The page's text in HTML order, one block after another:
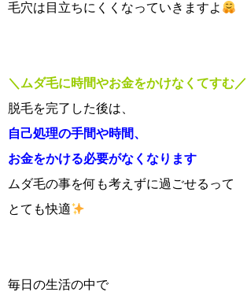
毛穴は目立ちにくくなっていきますよ
＼ムダ毛に時間やお金をかけなくてすむ／
脱毛を完了した後は、
自己処理の手間や時間、
お金をかける必要がなくなります
ムダ毛の事を何も考えずに過ごせるって
とても快適
毎日の生活の中で